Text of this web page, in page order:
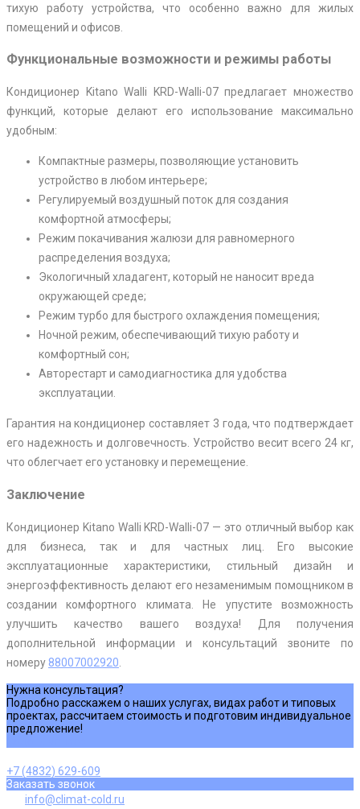
тихую работу устройства, что особенно важно для жилых
помещений и офисов.
Функциональные возможности и режимы работы
Кондиционер Kitano Walli KRD-Walli-07 предлагает множество
функций, которые делают его использование максимально
удобным:
Компактные размеры, позволяющие установить
устройство в любом интерьере;
Регулируемый воздушный поток для создания
комфортной атмосферы;
Режим покачивания жалюзи для равномерного
распределения воздуха;
Экологичный хладагент, который не наносит вреда
окружающей среде;
Режим турбо для быстрого охлаждения помещения;
Ночной режим, обеспечивающий тихую работу и
комфортный сон;
Авторестарт и самодиагностика для удобства
эксплуатации.
Гарантия на кондиционер составляет 3 года, что подтверждает
его надежность и долговечность. Устройство весит всего 24 кг,
что облегчает его установку и перемещение.
Заключение
Кондиционер Kitano Walli KRD-Walli-07 — это отличный выбор как
для бизнеса, так и для частных лиц. Его высокие
эксплуатационные характеристики, стильный дизайн и
энергоэффективность делают его незаменимым помощником в
создании комфортного климата. Не упустите возможность
улучшить качество вашего воздуха! Для получения
дополнительной информации и консультаций звоните по
номеру 88007002920
Нужна консультация?
Подробно расскажем о наших услугах, видах работ и типовых
проектах, рассчитаем стоимость и подготовим индивидуальное
предложение!
+7 (4832) 629-609
Заказать звонок
info@climat-cold.ru